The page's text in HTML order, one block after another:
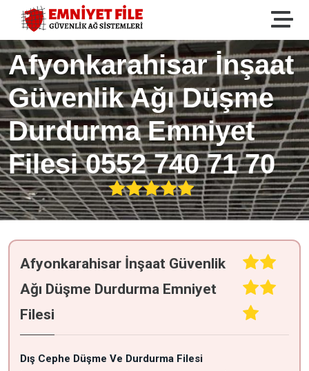
Afyonkarahisar İnşaat
Güvenlik Ağı Düşme
Durdurma Emniyet
Filesi 0552 740 71 70
Afyonkarahisar İnşaat Güvenlik
Ağı Düşme Durdurma Emniyet
Filesi
Dış Cephe Düşme Ve Durdurma Filesi